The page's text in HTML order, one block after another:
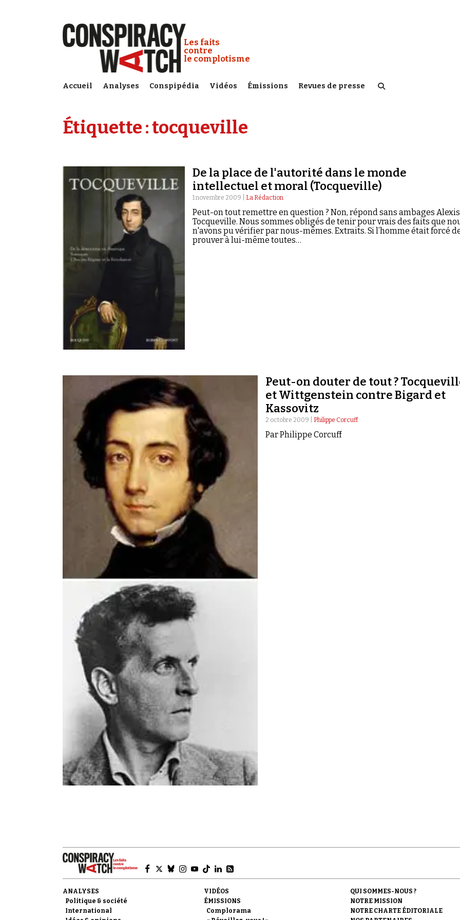
Conspiracy Watch :
Les faits
contre
le complotisme
Accueil Analyses Conspipédia Vidéos Émissions Revues de presse
Étiquette :tocqueville
De la place de l'autorité dans le monde
intellectuel et moral (Tocqueville)
1 novembre 2009 | La Rédaction
Peut-on tout remettre en question ? Non, répond sans ambages
Tocqueville. Nous sommes obligés de tenir pour vrais des faits que
n'avons pu vérifier par nous-mêmes. Extraits. Si l’homme était forcé
prouver à lui-même toutes…
Peut-on douter de tout ?
et Wittgenstein contre Bigard et
Kassovitz
2 octobre 2009 | Philippe Corcuff
Par Philippe Corcuff
ANALYSES
Politique & société
International
VIDÉOS
ÉMISSIONS
Complorama
QUI SOMMES-NOUS ?
NOTRE MISSION
NOTRE CHARTE ÉDITORIALE